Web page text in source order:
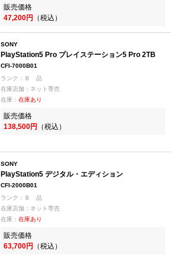
販売価格
47,200円 （税込）
SONY
PlayStation5 Pro プレイステーション5 Pro 2TB
CFI-7000B01
ランク：Ｂ 品
在庫店舗：ネット専売
在庫： 在庫あり
販売価格
138,500円 （税込）
SONY
PlayStation5 デジタル・エディション
CFI-2000B01
ランク：Ｂ 品
在庫店舗：ネット専売
在庫： 在庫あり
販売価格
63,700円 （税込）